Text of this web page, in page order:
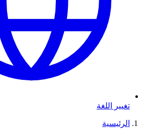
تغيير اللغة
الرئيسية